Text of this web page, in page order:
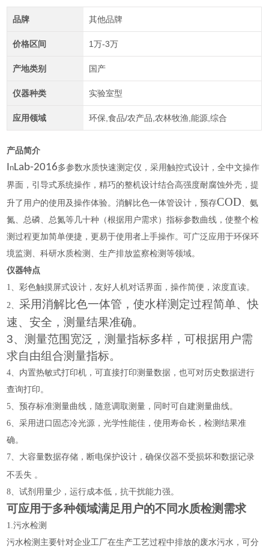
品牌 其他品牌
价格区间 1万-3万
产地类别 国产
仪器种类 实验室型
应用领域 环保,食品/农产品,农林牧渔,能源,综合
产品简介
InLab-2016多参数水质快速测定仪 ，采用触控式设计，全中文操作
界面，引导式系统操作，精巧的整机设计结合高强度耐腐蚀外壳，提
升了用户的使用及操作体验。消解比色一体管设计，预存COD、氨
氮、总磷、总氮等几十种（根据用户需求）指标参数曲线，使整个检
测过程更加简单便捷，更易于使用者上手操作。可广泛应用于环保环
境监测、科研水质检测、生产排放监察检测等领域。
仪器特点
1、彩色触摸屏式设计，友好人机对话界面，操作简便，浓度直读。
2、采用消解比色一体管，使水样测定过程简单、快
速、安全，测量结果准确。
3、测量范围宽泛，测量指标多样，可根据用户需
求自由组合测量指标。
4、内置热敏式打印机，可直接打印测量数据，也可对历史数据进行
查询打印。
5、预存标准测量曲线，随意调取测量，同时可自建测量曲线。
6、采用进口固态冷光源，光学性能佳，使用寿命长，检测结果准
确。
7、大容量数据存储，断电保护设计，确保仪器不受损坏和数据记录
不丢失 。
8、试剂用量少，运行成本低，抗干扰能力强。
可应用于多种领域满足用户的不同水质检测需求
1.污水检测
污水检测主要针对企业工厂在生产工艺过程中排放的废水污水，可分